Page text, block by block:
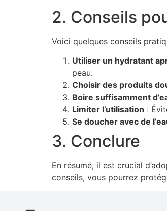
2. Conseils
Voici quelques conseils
Utiliser un hydratant
peau.
Choisir des produits
Boire suffisamment
Limiter l’utilisation :
Se doucher avec de
3. Conclure
En résumé, il est crucial
conseils, vous pourrez